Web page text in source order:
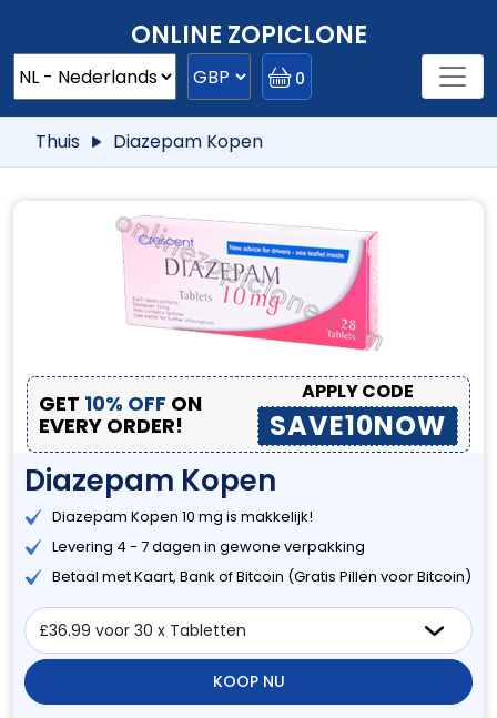
ONLINE ZOPICLONE
0
Thuis Diazepam Kopen
GET 10% OFF ON
EVERY ORDER!
APPLY CODE
SAVE10NOW
Diazepam Kopen
Diazepam Kopen 10 mg is makkelijk!
Levering 4 - 7 dagen in gewone verpakking
Betaal met Kaart, Bank of Bitcoin (Gratis Pillen voor Bitcoin)
KOOP NU